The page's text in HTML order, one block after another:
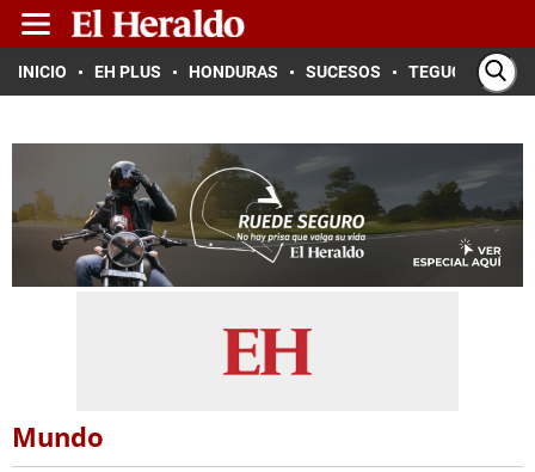
INICIO EH PLUS HONDURAS SUCESOS TEGUCIGALPA
Mundo